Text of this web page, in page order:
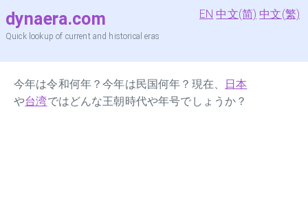
dynaera.com
Quick lookup of current and historical eras
EN 中文(简) 中文(繁)
今年は令和何年？今年は民国何年？現在、
日本
や台湾ではどんな王朝時代や年号でしょうか？